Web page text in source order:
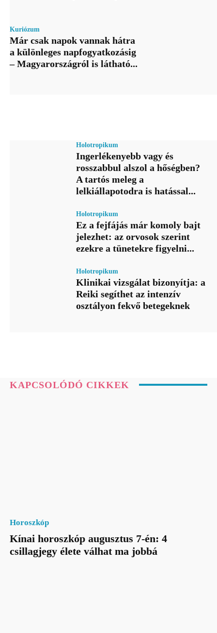
Kuriózum
Már csak napok vannak hátra
a különleges napfogyatkozásig
– Magyarországról is látható...
Holotropikum
Ingerlékenyebb vagy és
rosszabbul alszol a hőségben?
A tartós meleg a
lelkiállapotodra is hatással...
Holotropikum
Ez a fejfájás már komoly bajt
jelezhet: az orvosok szerint
ezekre a tünetekre figyelni...
Holotropikum
Klinikai vizsgálat bizonyítja: a
Reiki segíthet az intenzív
osztályon fekvő betegeknek
KAPCSOLÓDÓ CIKKEK
Horoszkóp
Kínai horoszkóp augusztus 7-én: 4
csillagjegy élete válhat ma jobbá